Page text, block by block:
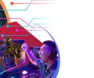
streaming (Catchplay,
paket TV 82 channel
pengguna yang
dan hiburan